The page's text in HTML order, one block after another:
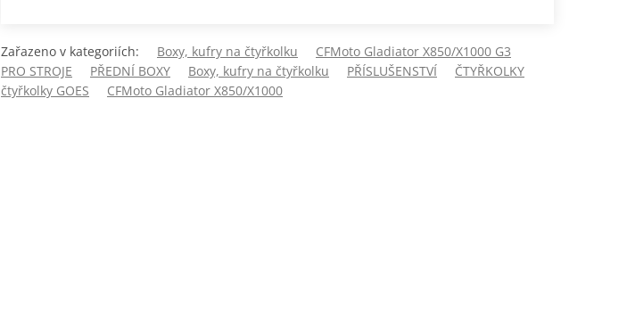
Zařazeno v kategoriích: Boxy, kufry na čtyřkolku
CFMoto Gladiator X850/X1000 G3
PRO STROJE
PŘEDNÍ BOXY Boxy, kufry na čtyřkolku PŘÍSLUŠENSTVÍ
ČTYŘKOLKY
čtyřkolky GOES
CFMoto Gladiator X850/X1000